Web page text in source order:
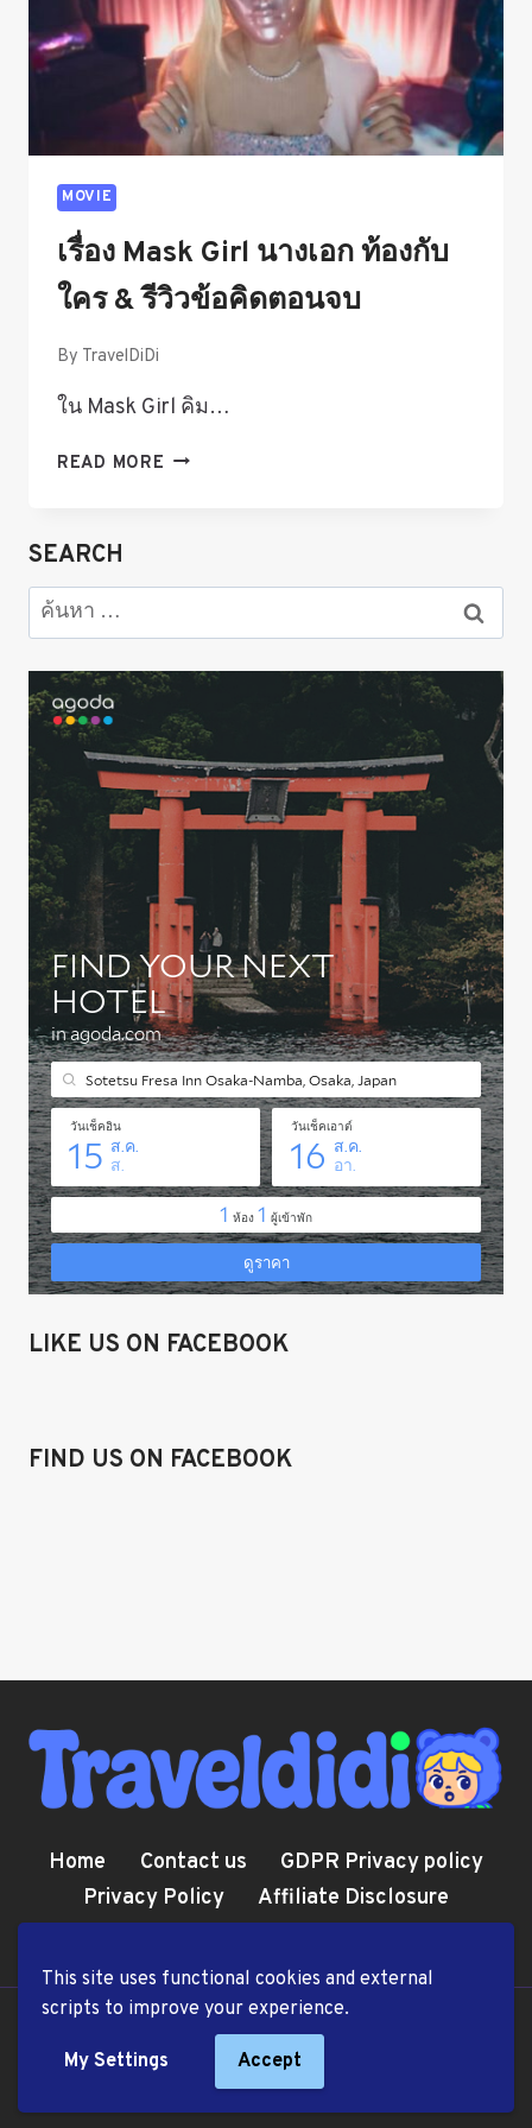
This site uses functional cookies and external
scripts to improve your experience.
My Settings Accept
MOVIE
เรื่อง Mask Girl นางเอก ท้องกับ
ใคร & รีวิวข้อคิดตอนจบ
By TravelDiDi
ใน Mask Girl คิม…
READ MORE เรื่อง
กับ
รีวิว
ตอน
จบ
SEARCH
ค้นหา
สำหรับ:
LIKE US ON FACEBOOK
FIND US ON FACEBOOK
Home Contact us
GDPR Privacy policy
Privacy Policy
Affiliate Disclosure
© 2026 TravelDiDi.com